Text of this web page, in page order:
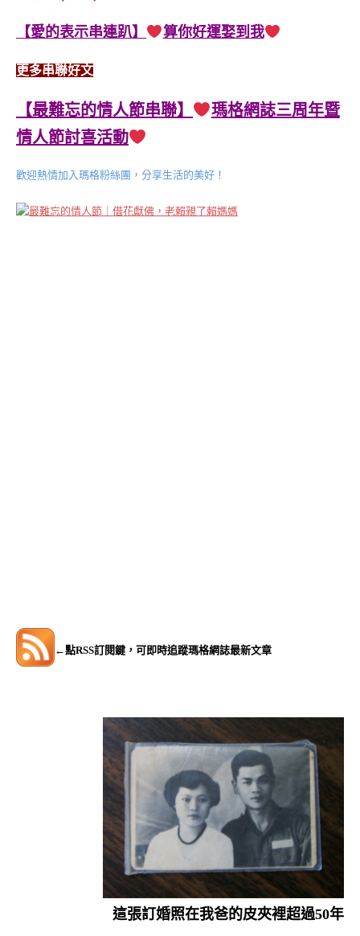
【愛的表示串連趴】 算你好運娶到我
更多串聯好文
【最難忘的情人節串聯】
瑪格網誌三周年暨
情人節討喜活動
歡迎熱情加入瑪格粉絲團，分享生活的美好！
←點RSS訂閱鍵，可即時追蹤瑪格網誌最新文章
這張訂婚照在我爸的皮夾裡超過50年